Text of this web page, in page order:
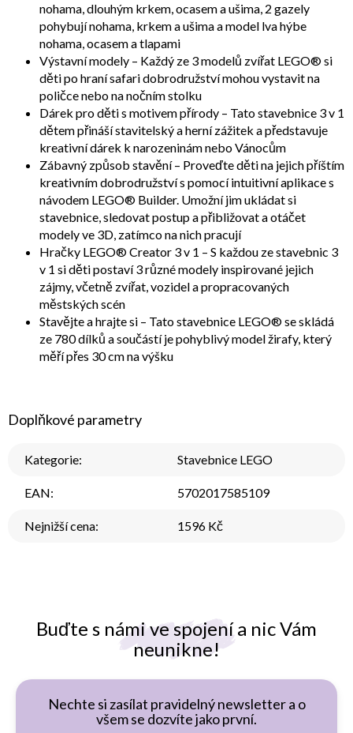
Buďte s námi ve spojení a nic Vám
neunikne!
Nechte si zasílat pravidelný newsletter a o
všem se dozvíte jako první.
nohama, dlouhým krkem, ocasem a ušima, 2 gazely
pohybují nohama, krkem a ušima a model lva hýbe
nohama, ocasem a tlapami
Výstavní modely – Každý ze 3 modelů zvířat LEGO® si
děti po hraní safari dobrodružství mohou vystavit na
poličce nebo na nočním stolku
Dárek pro děti s motivem přírody – Tato stavebnice 3 v 1
dětem přináší stavitelský a herní zážitek a představuje
kreativní dárek k narozeninám nebo Vánocům
Zábavný způsob stavění – Proveďte děti na jejich příštím
kreativním dobrodružství s pomocí intuitivní aplikace s
návodem LEGO® Builder. Umožní jim ukládat si
stavebnice, sledovat postup a přibližovat a otáčet
modely ve 3D, zatímco na nich pracují
Hračky LEGO® Creator 3 v 1 – S každou ze stavebnic 3
v 1 si děti postaví 3 různé modely inspirované jejich
zájmy, včetně zvířat, vozidel a propracovaných
městských scén
Stavějte a hrajte si – Tato stavebnice LEGO® se skládá
ze 780 dílků a součástí je pohyblivý model žirafy, který
měří přes 30 cm na výšku
Doplňkové parametry
Kategorie: Stavebnice LEGO
EAN: 5702017585109
Nejnižší cena: 1596 Kč